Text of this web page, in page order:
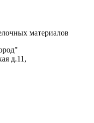
материалов
д.11,